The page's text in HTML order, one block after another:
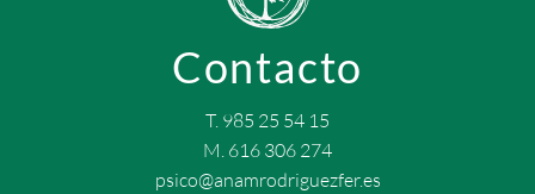
Contacto
T. 985 25 54 15
M. 616 306 274
psico@anamrodriguezfer.es